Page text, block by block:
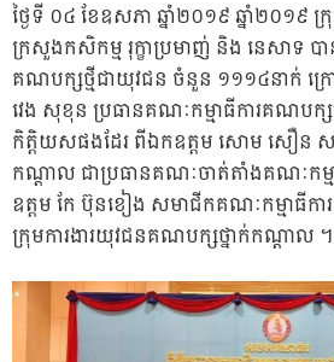
ថ្ងៃទី ០៤ ខែឧសភា ឆ្នាំ២០១៩ ឆ្នាំ២០១៩
ក្រសួងកសិកម្ម រុក្ខាប្រមាញ់ និង នេសាទ
គណបក្សថ្មីជាយុវជន ចំនួន ១១១៤នាក់ ក្
វេង សុខុន ប្រធានគណៈកម្មាធីការគណបក្
កិត្តិយសផងដែរ ពីឯកឧត្តម សោម សឿន ស
កណ្តាល ជាប្រធានគណៈចាត់តាំងគណៈកម្
ឧត្តម កែ ប៊ុនខៀង សមាជីកគណៈកម្មាធីកា
ក្រុមការងារយុវជនគណបក្សថ្នាក់កណ្តាល ។